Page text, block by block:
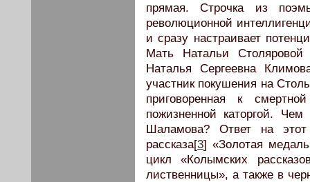
прямая. Строчка из
революционной
и сразу настраивает
Мать Натальи
Наталья Сергеевна
участник покушения на
приговоренная к
пожизненной каторгой.
Шаламова? Ответ на
рассказа[3] «Золотая
цикл «Колымских
лиственницы», а также в